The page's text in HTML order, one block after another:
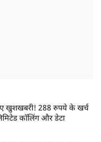
खुशखबरी! 288 रुपये के खर्च
कॉलिंग और डेटा